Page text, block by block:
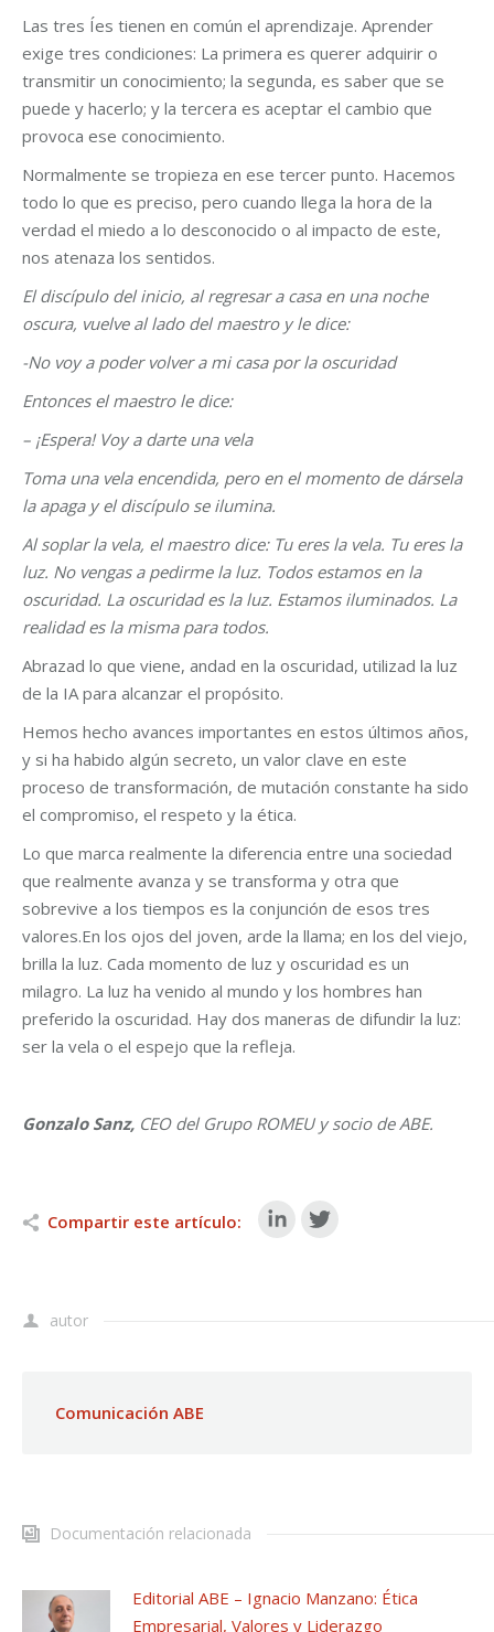
Las tres Íes tienen en común el aprendizaje. Aprender
exige tres condiciones: La primera es querer adquirir o
transmitir un conocimiento; la segunda, es saber que se
puede y hacerlo; y la tercera es aceptar el cambio que
provoca ese conocimiento.
Normalmente se tropieza en ese tercer punto. Hacemos
todo lo que es preciso, pero cuando llega la hora de la
verdad el miedo a lo desconocido o al impacto de este,
nos atenaza los sentidos.
El discípulo del inicio, al regresar a casa en una noche
oscura, vuelve al lado del maestro y le dice:
-No voy a poder volver a mi casa por la oscuridad
Entonces el maestro le dice:
– ¡Espera! Voy a darte una vela
Toma una vela encendida, pero en el momento de dársela
la apaga y el discípulo se ilumina.
Al soplar la vela, el maestro dice: Tu eres la vela. Tu eres la
luz. No vengas a pedirme la luz. Todos estamos en la
oscuridad. La oscuridad es la luz. Estamos iluminados. La
realidad es la misma para todos.
Abrazad lo que viene, andad en la oscuridad, utilizad la luz
de la IA para alcanzar el propósito.
Hemos hecho avances importantes en estos últimos años,
y si ha habido algún secreto, un valor clave en este
proceso de transformación, de mutación constante ha sido
el compromiso, el respeto y la ética.
Lo que marca realmente la diferencia entre una sociedad
que realmente avanza y se transforma y otra que
sobrevive a los tiempos es la conjunción de esos tres
valores.En los ojos del joven, arde la llama; en los del viejo,
brilla la luz. Cada momento de luz y oscuridad es un
milagro. La luz ha venido al mundo y los hombres han
preferido la oscuridad. Hay dos maneras de difundir la luz:
ser la vela o el espejo que la refleja.
Gonzalo Sanz, CEO del Grupo ROMEU y socio de ABE.
Compartir este artículo:
autor
Comunicación ABE
Documentación relacionada
Editorial ABE – Ignacio Manzano: Ética
Empresarial, Valores y Liderazgo